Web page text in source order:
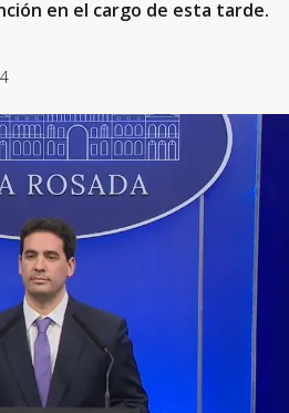
en el cargo de esta tarde.